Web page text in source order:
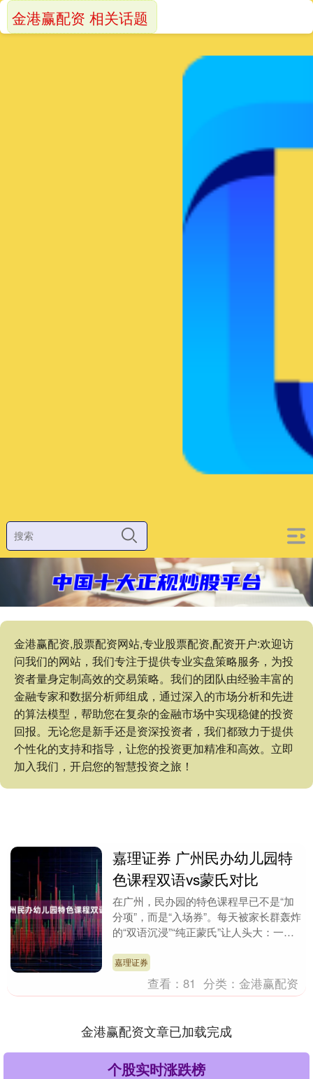
金港赢配资,股票配资网站,专业股票配资,配资开户:欢迎访
问我们的网站，我们专注于提供专业实盘策略服务，为投
资者量身定制高效的交易策略。我们的团队由经验丰富的
金融专家和数据分析师组成，通过深入的市场分析和先进
的算法模型，帮助您在复杂的金融市场中实现稳健的投资
回报。无论您是新手还是资深投资者，我们都致力于提供
个性化的支持和指导，让您的投资更加精准和高效。立即
加入我们，开启您的智慧投资之旅！
金港赢配资 相关话题
嘉理证券 广州民办幼儿园特
色课程双语vs蒙氏对比
在广州，民办园的特色课程早已不是“加
分项”，而是“入场券”。每天被家长群轰炸
的“双语沉浸”“纯正蒙氏”让人头大：一边
爆表....
嘉理证券
查看：81 分类：金港赢配资
金港赢配资文章已加载完成
个股实时涨跌榜